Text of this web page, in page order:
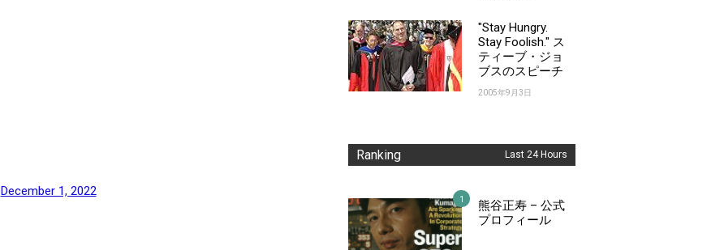
December 1, 2022
"Stay Hungry.
Stay Foolish." ス
ティーブ・ジョ
ブスのスピーチ
2005年9月3日
Ranking Last 24 Hours
熊谷正寿 – 公式
プロフィール